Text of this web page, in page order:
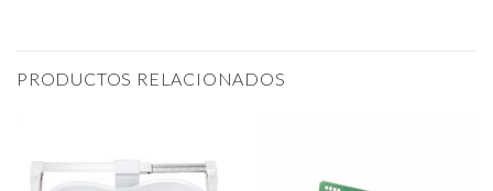
PRODUCTOS RELACIONADOS